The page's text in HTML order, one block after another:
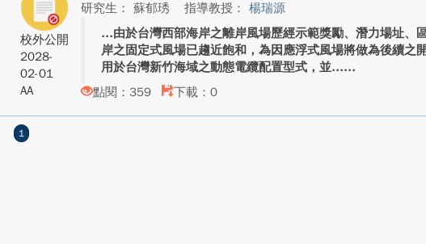
校外公開
2028-
02-01
AA
研究生： 蘇郁琇
指導教授： 楊瑞源
由於台灣西部海岸之離岸風場歷經示範獎勵、潛力場址、
岸之固定式風場已趨近飽和，為因應浮式風場將做為後續之
用於台灣新竹海域之動態電纜配置型式，並...
點閱：359
下載：0
1